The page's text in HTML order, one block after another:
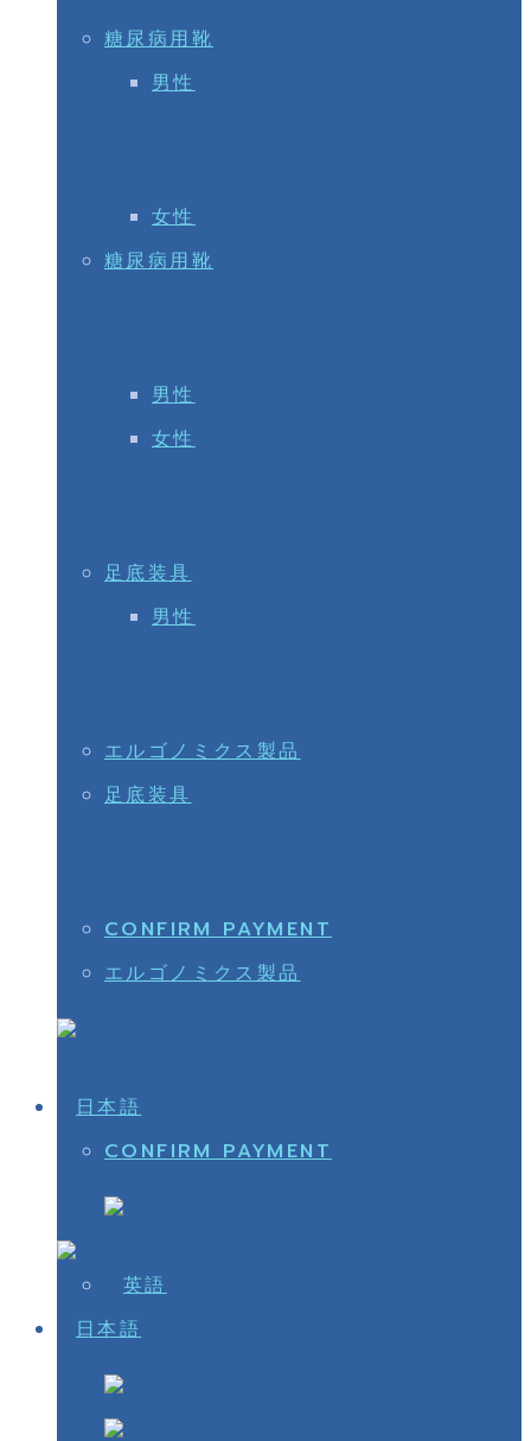
糖尿病用靴
女性
男性
足底装具
エルゴノミクス製品
CONFIRM PAYMENT
男性
糖尿病用靴
女性
男性
足底装具
エルゴノミクス製品
CONFIRM PAYMENT